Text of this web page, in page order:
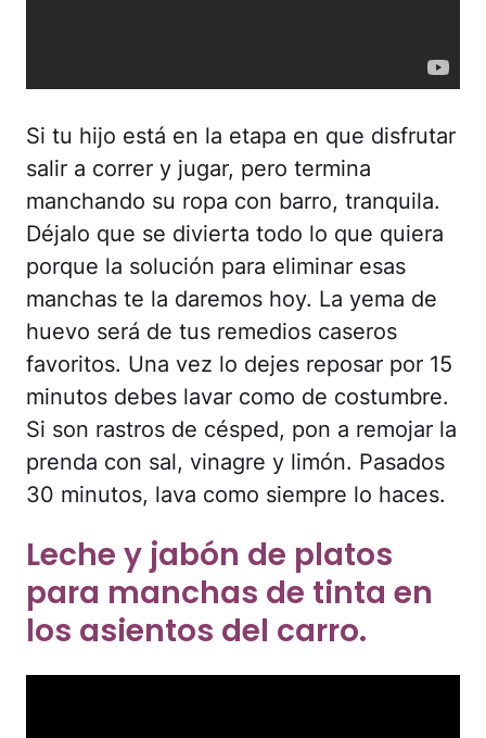
Si tu hijo está en la etapa en que disfrutar
salir a correr y jugar, pero termina
manchando su ropa con barro, tranquila.
Déjalo que se divierta todo lo que quiera
porque la solución para eliminar esas
manchas te la daremos hoy. La yema de
huevo será de tus remedios caseros
favoritos. Una vez lo dejes reposar por 15
minutos debes lavar como de costumbre.
Si son rastros de césped, pon a remojar la
prenda con sal, vinagre y limón. Pasados
30 minutos, lava como siempre lo haces.
Leche y jabón de platos
para manchas de tinta en
los asientos del carro.